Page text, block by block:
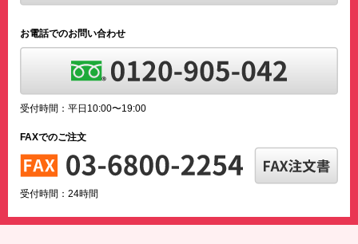
お電話でのお問い合わせ
受付時間：平日10:00〜19:00
FAXでのご注文
受付時間：24時間